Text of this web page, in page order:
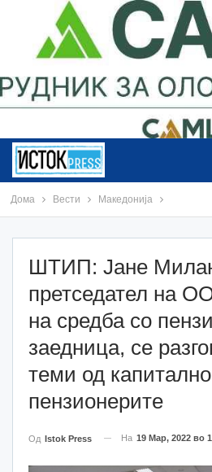
Дома Вести Македонија
ШТИП: Јане
претседател на
на средба со
заедница, се
теми од
пензионерите
Од Istok Press На 19 Мар, 2022 во